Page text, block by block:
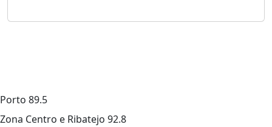
Porto 89.5
Zona Centro e Ribatejo 92.8